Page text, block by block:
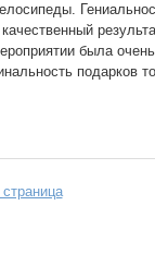
была
подарков